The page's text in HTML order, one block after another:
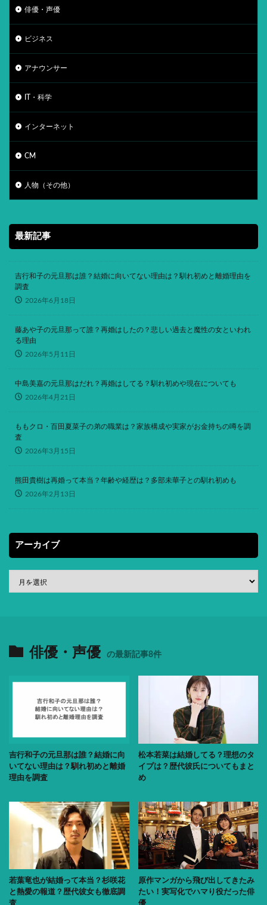
俳優・声優
ビジネス
アナウンサー
IT・科学
インターネット
CM
人物（その他）
最新記事
吉行和子の元旦那は誰？結婚に向いてない理由は？馴れ初めと離婚理由を
調査
2026年6月18日
藤あや子の元旦那って誰？再婚はしたの？悲しい過去と魔性の女といわれ
る理由
2026年5月11日
中島美嘉の元旦那はだれ？再婚はしてる？馴れ初めや現在についても
2026年4月21日
ももクロ・百田夏菜子の弟の職業は？家族構成や実家がお金持ちの噂を調
査
2026年3月15日
熊田貴樹は再婚って本当？年齢や経歴は？多部未華子との馴れ初めも
2026年2月13日
アーカイブ
俳優・声優 の最新記事8件
吉行和子の元旦那は誰？結婚に向
いてない理由は？馴れ初めと離婚
理由を調査
松本若菜は結婚してる？理想のタ
イプは？歴代彼氏についてもまと
め
若葉竜也が結婚って本当？杉咲花
と熱愛の報道？歴代彼女も徹底調
原作マンガから飛び出してきたみ
たい！実写化でハマり役だった俳